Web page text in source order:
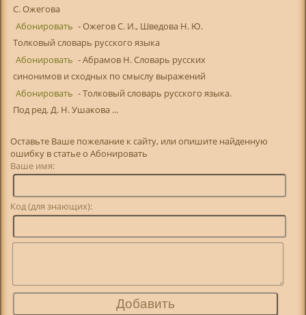
С. Ожегова
Абонировать - Ожегов С. И., Шведова Н. Ю.
Толковый словарь русского языка
Абонировать - Абрамов Н. Словарь русских
синонимов и сходных по смыслу выражений
Абонировать - Толковый словарь русского языка.
Под ред. Д. Н. Ушакова ...
Оставьте Ваше пожелание к сайту, или опишите найденную
ошибку в статье о Абонировать
Ваше имя:
Код (для знающих):